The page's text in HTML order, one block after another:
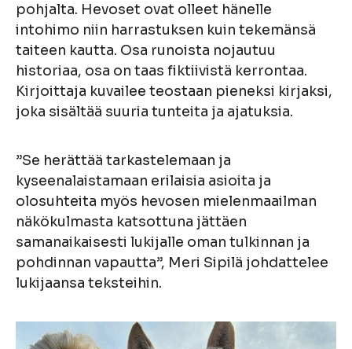
pohjalta. Hevoset ovat olleet hänelle
intohimo niin harrastuksen kuin tekemänsä
taiteen kautta. Osa runoista nojautuu
historiaa, osa on taas fiktiivistä kerrontaa.
Kirjoittaja kuvailee teostaan pieneksi kirjaksi,
joka sisältää suuria tunteita ja ajatuksia.
”Se herättää tarkastelemaan ja
kyseenalaistamaan erilaisia asioita ja
olosuhteita myös hevosen mielenmaailman
näkökulmasta katsottuna jättäen
samanaikaisesti lukijalle oman tulkinnan ja
pohdinnan vapautta”, Meri Sipilä johdattelee
lukijaansa teksteihin.